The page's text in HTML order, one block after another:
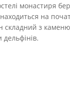
монастиря
на
складний з